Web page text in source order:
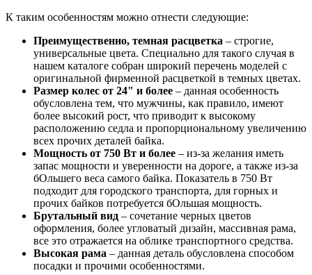
К таким особенностям можно отнести следующие:
Преимущественно, темная расцветка – строгие,
универсальные цвета. Специально для такого случая в
нашем каталоге собран широкий перечень моделей с
оригинальной фирменной расцветкой в темных цветах.
Размер колес от 24" и более – данная особенность
обусловлена тем, что мужчины, как правило, имеют
более высокий рост, что приводит к высокому
расположению седла и пропорциональному увеличению
всех прочих деталей байка.
Мощность от 750 Вт и более – из-за желания иметь
запас мощности и уверенности на дороге, а также из-за
бОльшего веса самого байка. Показатель в 750 Вт
подходит для городского транспорта, для горных и
прочих байков потребуется бОльшая мощность.
Брутальный вид – сочетание черных цветов
оформления, более угловатый дизайн, массивная рама,
все это отражается на облике транспортного средства.
Высокая рама – данная деталь обусловлена способом
посадки и прочими особенностями.